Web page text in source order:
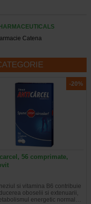
Catena
-20%
56 comprimate,
si vitamina B6 contribuie
oboselii si extenuarii,
energetic normal…